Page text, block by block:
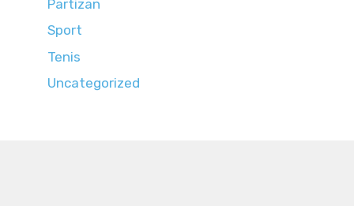
Partizan
Sport
Tenis
Uncategorized